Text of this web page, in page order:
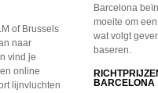
of Brussels
naar
vind je
online
lijnvluchten
Barcelona
moeite om
wat volgt
baseren.
BARCELONA